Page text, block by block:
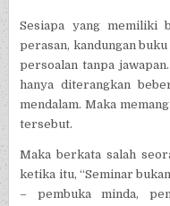
Sesiapa yang memiliki
perasan, kandungan
persoalan tanpa
hanya diterangkan
mendalam. Maka
tersebut.
Maka berkata salah
ketika itu, “Seminar
– pembuka minda,